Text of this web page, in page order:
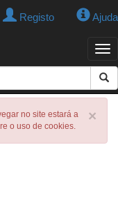
Registo Ajuda
×
no site estará a
o uso de cookies.